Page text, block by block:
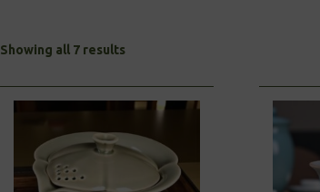
Showing all 7 resultsSorted
latest